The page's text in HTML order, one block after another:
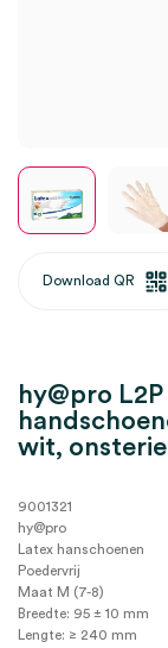
Download QR
hy@pro
wit,
9001321
hy@pro
Latex hanschoenen
Poedervrij
Maat M (7-8)
Breedte: 95 ± 10 mm
Lengte: ≥ 240 mm